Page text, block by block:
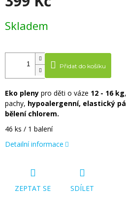
Skladem
Přidat do košíku
Eko pleny pro děti o váze 12 - 16 kg
pachy, hypoalergenní, elastický
bělení chlorem.
46 ks / 1 balení
Detailní informace
ZEPTAT SE SDÍLET